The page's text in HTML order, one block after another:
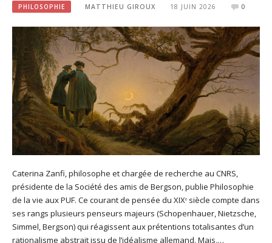
PHILOSOPHIE MATTHIEU GIROUX 18 JUIN 2026 0
Caterina Zanfi, philosophe et chargée de recherche au CNRS,
présidente de la Société des amis de Bergson, publie Philosophie
de la vie aux PUF. Ce courant de pensée du XIXᵉ siècle compte dans
ses rangs plusieurs penseurs majeurs (Schopenhauer, Nietzsche,
Simmel, Bergson) qui réagissent aux prétentions totalisantes d’un
rationalisme abstrait issu de l’idéalisme allemand. Mais,…